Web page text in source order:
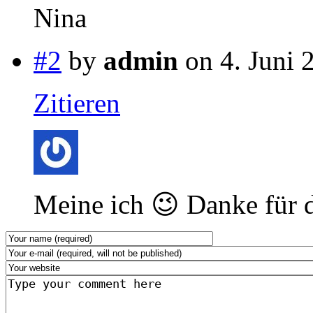
Nina
#2 by admin on 4. Juni
Zitieren
Meine ich 😉 Danke für